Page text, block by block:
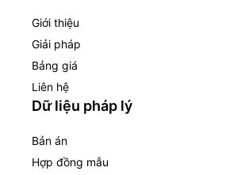
Giới thiệu
Giải pháp
Bảng giá
Liên hệ
Dữ liệu pháp lý
Bản án
Hợp đồng mẫu